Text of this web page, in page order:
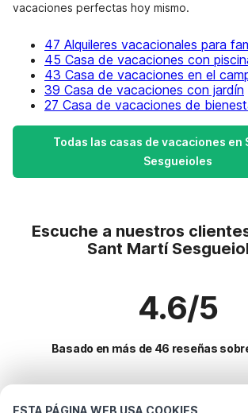
ESTA PÁGINA WEB USA COOKIES
vacaciones perfectas hoy mismo.
47 Alquileres vacacionales para
45 Casa de vacaciones con
43 Casa de vacaciones en el
39 Casa de vacaciones con jardín
27 Casa de vacaciones de
Todas las casas de vacaciones en
Sesgueioles
Escuche a nuestros
Sant Martí
4.6/5
Basado en más de 46 reseñas